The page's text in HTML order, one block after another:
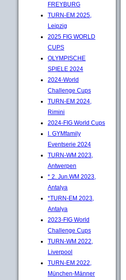
FREYBURG
TURN-EM 2025,
Leipzig
2025 FIG WORLD
CUPS
OLYMPISCHE
SPIELE 2024
2024-World
Challenge Cups
TURN-EM 2024,
Rimini
2024-FIG World Cups
I. GYMfamily
Eventserie 2024
TURN-WM 2023,
Antwerpen
* 2. Jun.WM 2023,
Antalya
*TURN-EM 2023,
Antalya
2023-FIG World
Challenge Cups
TURN-WM 2022,
Liverpool
TURN-EM 2022,
München-Männer